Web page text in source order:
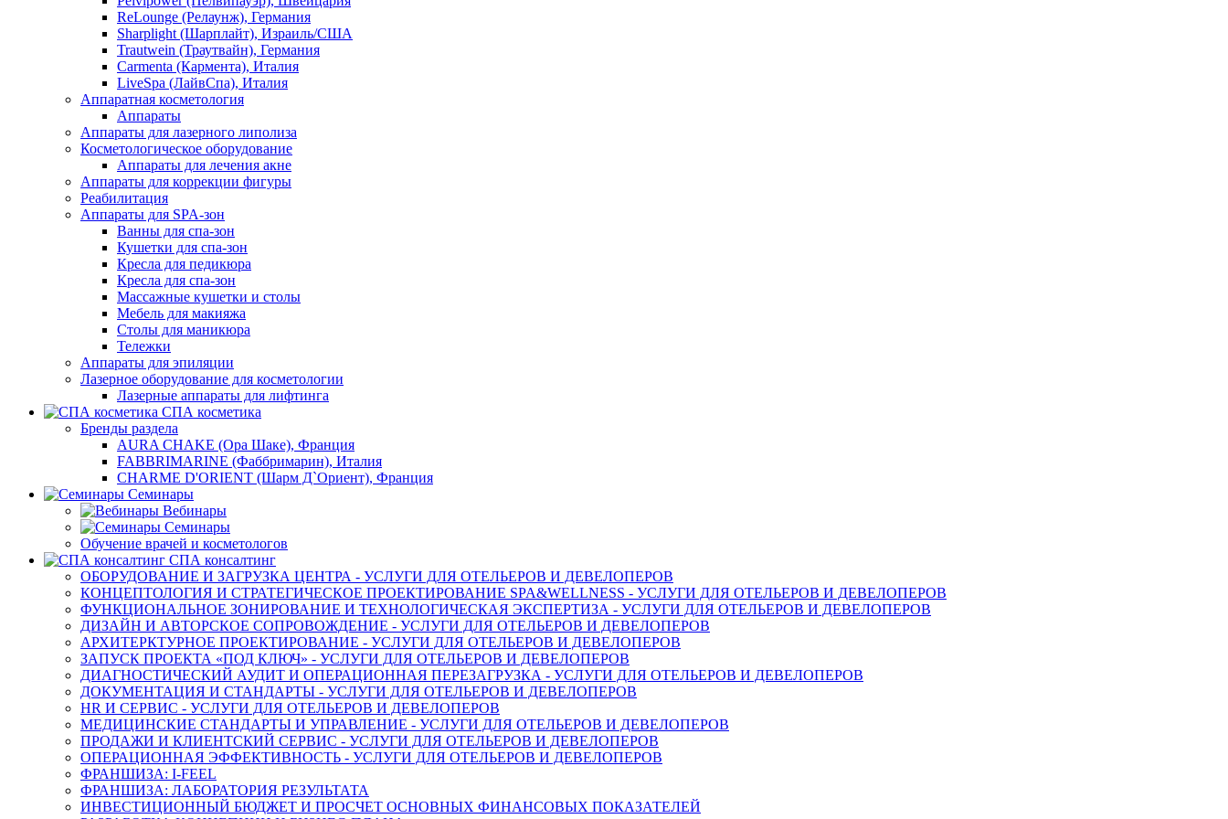
ReLounge (Релаунж), Германия
Sharplight (Шарплайт), Израиль/США
Trautwein (Траутвайн), Германия
Carmenta (Кармента), Италия
LiveSpa (ЛайвСпа), Италия
Аппаратная косметология
Аппараты
Аппараты для лазерного липолиза
Косметологическое оборудование
Аппараты для лечения акне
Аппараты для коррекции фигуры
Реабилитация
Аппараты для SPA-зон
Ванны для спа-зон
Кушетки для спа-зон
Кресла для педикюра
Кресла для спа-зон
Массажные кушетки и столы
Мебель для макияжа
Столы для маникюра
Тележки
Аппараты для эпиляции
Лазерное оборудование для косметологии
Лазерные аппараты для лифтинга
СПА косметика
Бренды раздела
AURA CHAKE (Ора Шаке), Франция
FABBRIMARINE (Фаббримарин), Италия
CHARME D'ORIENT (Шарм Д`Ориент), Франция
Семинары
Вебинары
Семинары
Обучение врачей и косметологов
СПА консалтинг
ОБОРУДОВАНИЕ И ЗАГРУЗКА ЦЕНТРА - УСЛУГИ ДЛЯ ОТЕЛЬЕРОВ И ДЕВЕЛОПЕРОВ
КОНЦЕПТОЛОГИЯ И СТРАТЕГИЧЕСКОЕ ПРОЕКТИРОВАНИЕ SPA&WELLNESS - УСЛУГИ ДЛЯ ОТЕЛЬЕРОВ И ДЕВЕЛОПЕРОВ
ФУНКЦИОНАЛЬНОЕ ЗОНИРОВАНИЕ И ТЕХНОЛОГИЧЕСКАЯ ЭКСПЕРТИЗА - УСЛУГИ ДЛЯ ОТЕЛЬЕРОВ И ДЕВЕЛОПЕРОВ
ДИЗАЙН И АВТОРСКОЕ СОПРОВОЖДЕНИЕ - УСЛУГИ ДЛЯ ОТЕЛЬЕРОВ И ДЕВЕЛОПЕРОВ
АРХИТЕРКТУРНОЕ ПРОЕКТИРОВАНИЕ - УСЛУГИ ДЛЯ ОТЕЛЬЕРОВ И ДЕВЕЛОПЕРОВ
ЗАПУСК ПРОЕКТА «ПОД КЛЮЧ» - УСЛУГИ ДЛЯ ОТЕЛЬЕРОВ И ДЕВЕЛОПЕРОВ
ДИАГНОСТИЧЕСКИЙ АУДИТ И ОПЕРАЦИОННАЯ ПЕРЕЗАГРУЗКА - УСЛУГИ ДЛЯ ОТЕЛЬЕРОВ И ДЕВЕЛОПЕРОВ
ДОКУМЕНТАЦИЯ И СТАНДАРТЫ - УСЛУГИ ДЛЯ ОТЕЛЬЕРОВ И ДЕВЕЛОПЕРОВ
HR И СЕРВИС - УСЛУГИ ДЛЯ ОТЕЛЬЕРОВ И ДЕВЕЛОПЕРОВ
МЕДИЦИНСКИЕ СТАНДАРТЫ И УПРАВЛЕНИЕ - УСЛУГИ ДЛЯ ОТЕЛЬЕРОВ И ДЕВЕЛОПЕРОВ
ПРОДАЖИ И КЛИЕНТСКИЙ СЕРВИС - УСЛУГИ ДЛЯ ОТЕЛЬЕРОВ И ДЕВЕЛОПЕРОВ
ОПЕРАЦИОННАЯ ЭФФЕКТИВНОСТЬ - УСЛУГИ ДЛЯ ОТЕЛЬЕРОВ И ДЕВЕЛОПЕРОВ
ФРАНШИЗА: I-FEEL
ФРАНШИЗА: ЛАБОРАТОРИЯ РЕЗУЛЬТАТА
ИНВЕСТИЦИОННЫЙ БЮДЖЕТ И ПРОСЧЕТ ОСНОВНЫХ ФИНАНСОВЫХ ПОКАЗАТЕЛЕЙ